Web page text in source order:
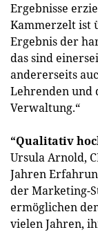
Ergebnisse
Kammerzelt ist
Ergebnis der
das sind
andererseits
Lehrenden und
Verwaltung.“
“Qualitativ
Ursula Arnold,
Jahren
der Marketing-
ermöglichen
vielen Jahren,